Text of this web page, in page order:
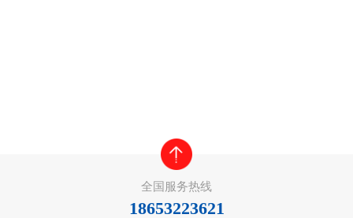
全国服务热线
18653223621